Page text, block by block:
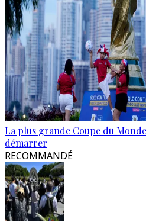
La plus grande Coupe du
démarrer
RECOMMANDÉ